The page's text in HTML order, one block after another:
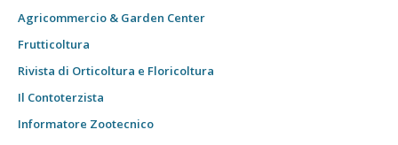
Agricommercio & Garden Center
Frutticoltura
Rivista di Orticoltura e Floricoltura
Il Contoterzista
Informatore Zootecnico